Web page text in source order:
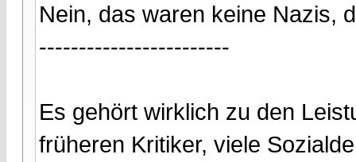
Nein, das waren keine Nazis,
------------------------
Es gehört wirklich zu den
früheren Kritiker, viele